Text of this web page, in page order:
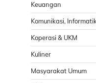
Keuangan
Komunikasi,
Koperasi & UKM
Kuliner
Masyarakat Umum